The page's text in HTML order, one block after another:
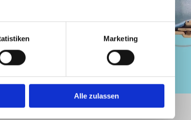
Marketing
Alle zulassen